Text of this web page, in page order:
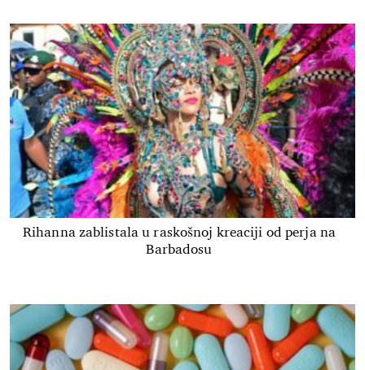
Rihanna zablistala u raskošnoj kreaciji od perja na
Barbadosu